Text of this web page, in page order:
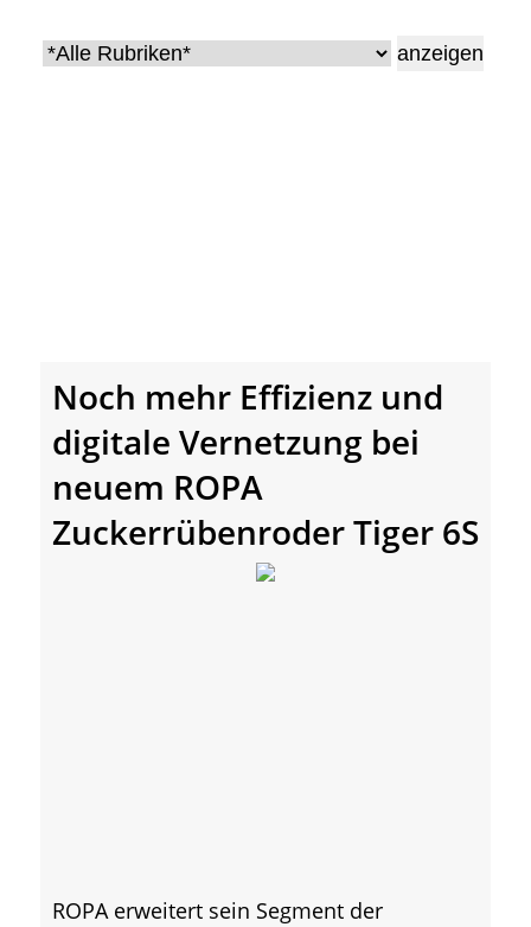
• Messen und Veranstaltungen
Noch mehr Effizienz und
digitale Vernetzung bei
neuem ROPA
Zuckerrübenroder Tiger 6S
ROPA erweitert sein Segment der